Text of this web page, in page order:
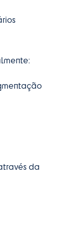
da